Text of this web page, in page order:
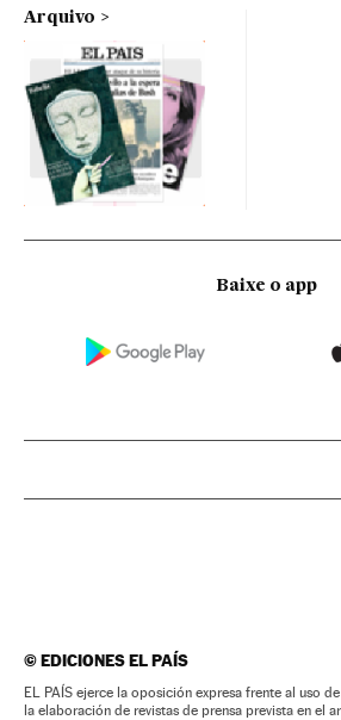
Arquivo
Baixe o app
©EDICIONES EL PAÍS
EL PAÍS ejerce la oposición expresa frente al uso
la elaboración de revistas de prensa prevista en el